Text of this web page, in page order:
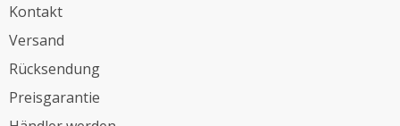
Kontakt
Versand
Rücksendung
Preisgarantie